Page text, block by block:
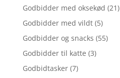
Godbidder med oksekød (21)
Godbidder med vildt (5)
Godbidder og snacks (55)
Godbidder til katte (3)
Godbidtasker (7)